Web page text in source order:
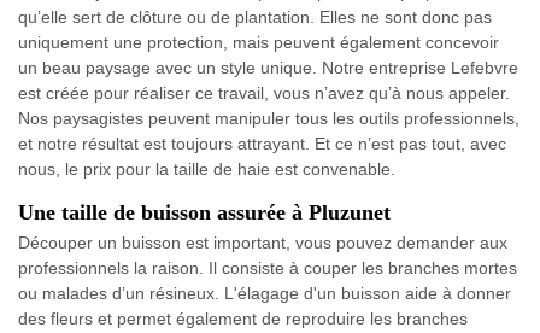
qu’elle sert de clôture ou de plantation. Elles ne sont donc pas
uniquement une protection, mais peuvent également concevoir
un beau paysage avec un style unique. Notre entreprise Lefebvre
est créée pour réaliser ce travail, vous n’avez qu’à nous appeler.
Nos paysagistes peuvent manipuler tous les outils professionnels,
et notre résultat est toujours attrayant. Et ce n’est pas tout, avec
nous, le prix pour la taille de haie est convenable.
Une taille de buisson assurée à Pluzunet
Découper un buisson est important, vous pouvez demander aux
professionnels la raison. Il consiste à couper les branches mortes
ou malades d’un résineux. L'élagage d'un buisson aide à donner
des fleurs et permet également de reproduire les branches